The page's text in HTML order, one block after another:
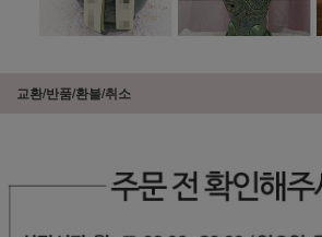
교환/반품/환불/취소